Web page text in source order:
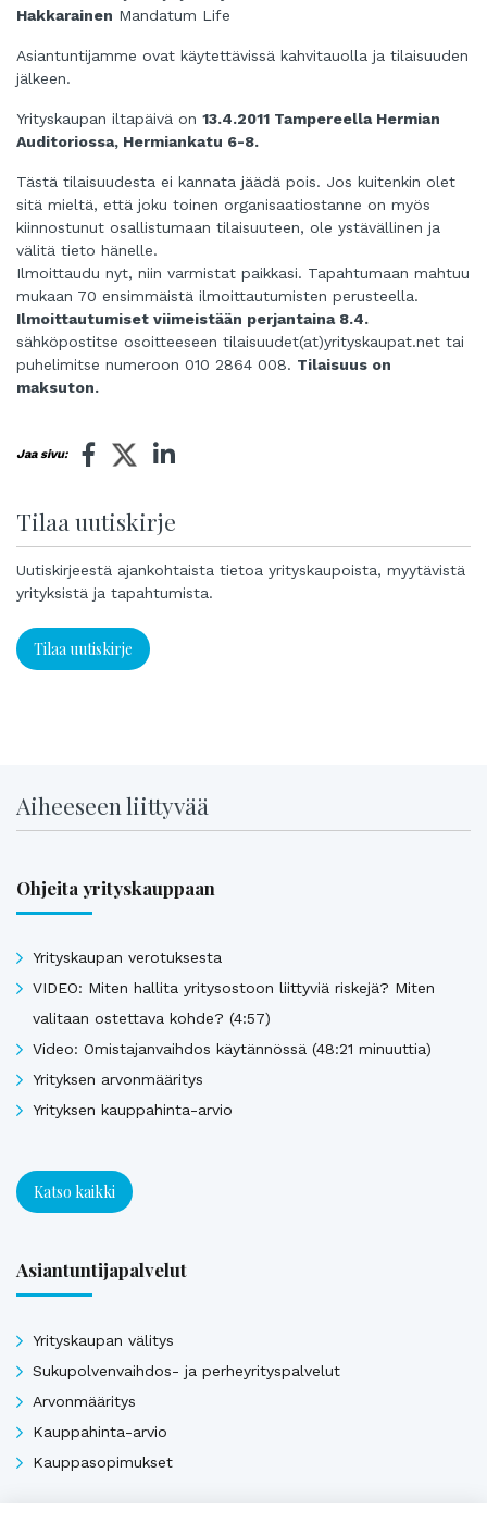
Hakkarainen Mandatum Life
Asiantuntijamme ovat käytettävissä kahvitauolla ja tilaisuuden
jälkeen.
Yrityskaupan iltapäivä on 13.4.2011 Tampereella Hermian
Auditoriossa, Hermiankatu 6-8.
Tästä tilaisuudesta ei kannata jäädä pois. Jos kuitenkin olet
sitä mieltä, että joku toinen organisaatiostanne on myös
kiinnostunut osallistumaan tilaisuuteen, ole ystävällinen ja
välitä tieto hänelle.
Ilmoittaudu nyt, niin varmistat paikkasi. Tapahtumaan mahtuu
mukaan 70 ensimmäistä ilmoittautumisten perusteella.
Ilmoittautumiset viimeistään perjantaina 8.4.
sähköpostitse osoitteeseen tilaisuudet(at)yrityskaupat.net tai
puhelimitse numeroon 010 2864 008. Tilaisuus on
maksuton.
Jaa sivu:
Tilaa uutiskirje
Uutiskirjeestä ajankohtaista tietoa yrityskaupoista, myytävistä
yrityksistä ja tapahtumista.
Tilaa uutiskirje
Aiheeseen liittyvää
Ohjeita yrityskauppaan
Yrityskaupan verotuksesta
VIDEO: Miten hallita yritysostoon liittyviä riskejä? Miten
valitaan ostettava kohde? (4:57)
Video: Omistajanvaihdos käytännössä (48:21 minuuttia)
Yrityksen arvonmääritys
Yrityksen kauppahinta-arvio
Katso kaikki
Asiantuntijapalvelut
Yrityskaupan välitys
Sukupolvenvaihdos- ja perheyrityspalvelut
Arvonmääritys
Kauppahinta-arvio
Kauppasopimukset